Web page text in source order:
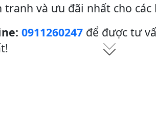
và ưu đãi nhất cho các
0911260247 để được tư